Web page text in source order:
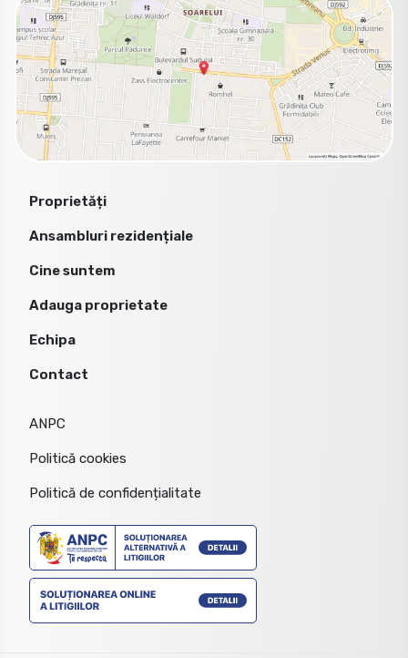
Proprietăți
Ansambluri rezidențiale
Cine suntem
Adauga proprietate
Echipa
Contact
ANPC
Politică cookies
Politică de confidențialitate